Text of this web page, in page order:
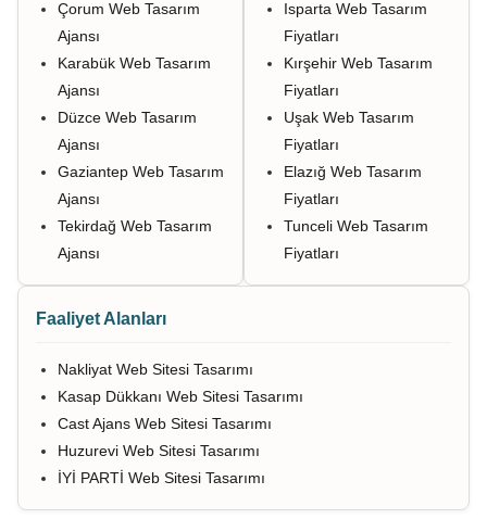
Çorum Web Tasarım
Ajansı
Karabük Web Tasarım
Ajansı
Düzce Web Tasarım
Ajansı
Gaziantep Web Tasarım
Ajansı
Tekirdağ Web Tasarım
Ajansı
Isparta Web Tasarım
Fiyatları
Kırşehir Web Tasarım
Fiyatları
Uşak Web Tasarım
Fiyatları
Elazığ Web Tasarım
Fiyatları
Tunceli Web Tasarım
Fiyatları
Faaliyet Alanları
Nakliyat Web Sitesi Tasarımı
Kasap Dükkanı Web Sitesi Tasarımı
Cast Ajans Web Sitesi Tasarımı
Huzurevi Web Sitesi Tasarımı
İYİ PARTİ Web Sitesi Tasarımı